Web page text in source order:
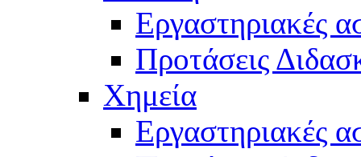
Εργαστηριακές
Προτάσεις
Χημεία
Εργαστηριακές